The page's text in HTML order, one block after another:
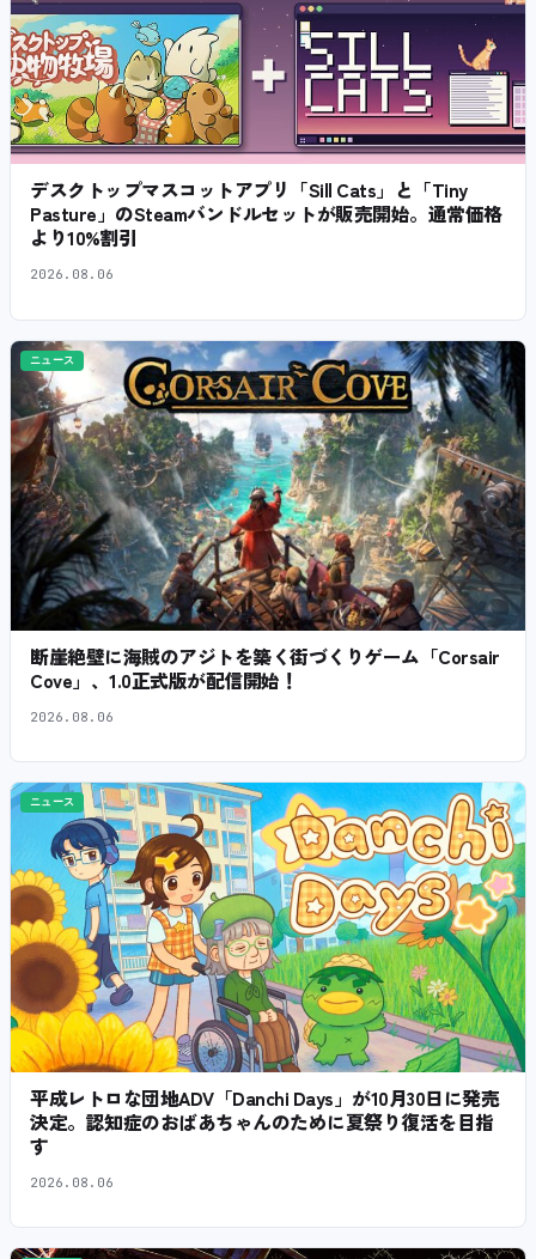
デスクトップマスコットアプリ「Sill Cats」と「Tiny
Pasture」のSteamバンドルセットが販売開始。通常価格
より10%割引
2026.08.06
ニュース
断崖絶壁に海賊のアジトを築く街づくりゲーム「Corsair
Cove」、1.0正式版が配信開始！
2026.08.06
ニュース
平成レトロな団地ADV「Danchi Days」が10月30日に発売
決定。認知症のおばあちゃんのために夏祭り復活を目指
す
2026.08.06